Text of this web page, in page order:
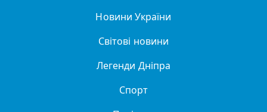
Новини України
Світові новини
Легенди Дніпра
Спорт